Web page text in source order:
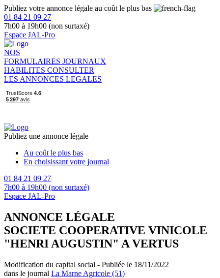
Publiez votre annonce légale au coût le plus bas
01 84 21 09 27
7h00 à 19h00 (non surtaxé)
Espace JAL-Pro
NOS
FORMULAIRES JOURNAUX
HABILITES CONSULTER
LES ANNONCES LEGALES
Publiez une annonce légale
Au coût le plus bas
En choisissant votre journal
01 84 21 09 27
7h00 à 19h00 (non surtaxé)
Espace JAL-Pro
ANNONCE LÉGALE
SOCIETE COOPERATIVE VINICOLE
"HENRI AUGUSTIN" A VERTUS
Modification du capital social - Publiée le 18/11/2022
dans le journal La Marne Agricole (51)